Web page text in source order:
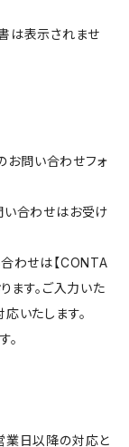
は表示されませ
お問い合わせフォ
い合わせはお受け
わせは【CONTA
ます。ご入力いた
いたします。
。
業日以降の対応と